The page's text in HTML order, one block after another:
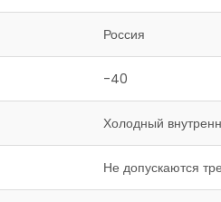
Россия
-40
Холодный
Не допускаются